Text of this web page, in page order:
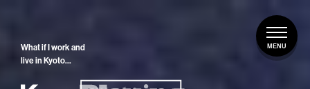
What if I work and
live in Kyoto…